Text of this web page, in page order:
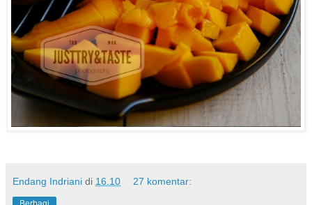
Endang Indriani di 16.10 27 komentar: